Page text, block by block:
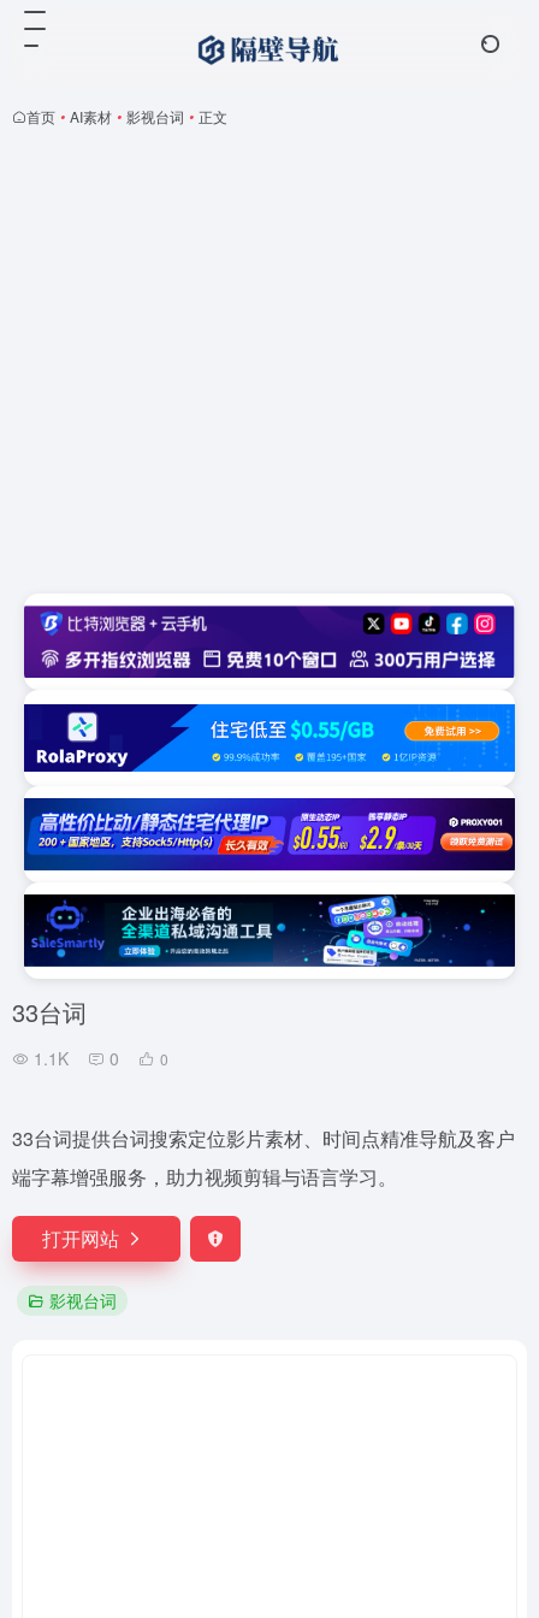
首页 • AI素材 • 影视台词 • 正文
33台词
1.1K 0 0
33台词提供台词搜索定位影片素材、时间点精准导航及客户
端字幕增强服务，助力视频剪辑与语言学习。
打开网站
影视台词